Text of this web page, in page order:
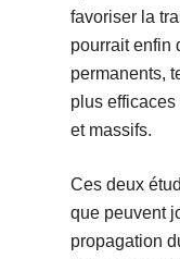
favoriser la
pourrait enfin
permanents,
plus
et massifs.
Ces deux
que peuvent
propagation